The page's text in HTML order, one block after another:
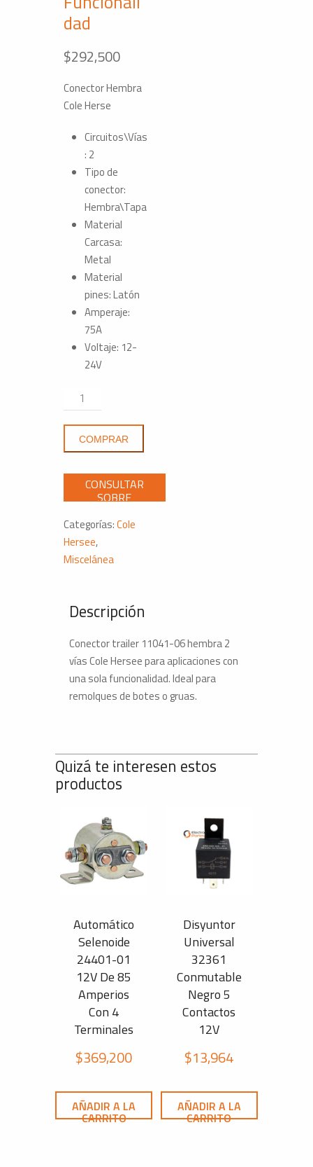
dad
$292,500
Conector Hembra
Cole Herse
Circuitos\Vías
: 2
Tipo de
conector:
Hembra\Tapa
Material
Carcasa:
Metal
Material
pines: Latón
Amperaje:
75A
Voltaje: 12-
24V
Conector
Tráiler
Cole
Hersee11041-
Vías
Con
Una
Sola
COMPRAR
Categorías:Cole
Hersee,
Miscelánea
Descripción
Conector trailer 11041-06 hembra 2
vías Cole Hersee para aplicaciones con
una sola funcionalidad. Ideal para
remolques de botes o gruas.
Quizá te interesen estos
productos
Automático
Selenoide
24401-01
12V De 85
Amperios
Con 4
Terminales
$369,200
AÑADIR A LA
CARRITO
Disyuntor
Universal
32361
Conmutable
Negro 5
Contactos
12V
$13,964
AÑADIR A LA
CARRITO